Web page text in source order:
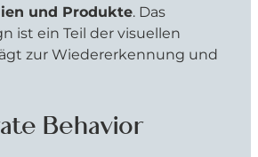
und Produkte. Das
ist ein Teil der visuellen
zur Wiedererkennung und
Behavior